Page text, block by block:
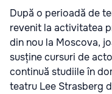
După o perioadă de
revenit la activitatea
din nou la Moscova,
susține cursuri de
continuă studiile în
teatru Lee Strasberg